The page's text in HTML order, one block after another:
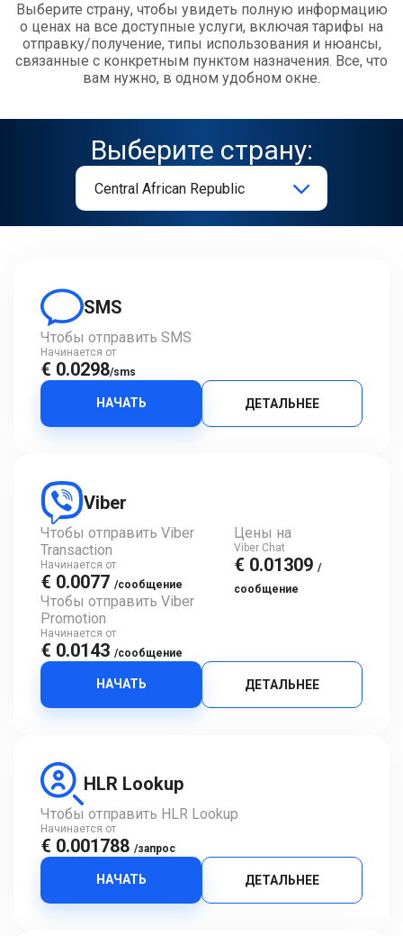
Выберите страну, чтобы увидеть полную информацию
о ценах на все доступные услуги, включая тарифы на
отправку/получение, типы использования и нюансы,
связанные с конкретным пунктом назначения. Все, что
вам нужно, в одном удобном окне.
Выберите страну:
SMS
Чтобы отправить SMS
Начинается от
€ 0.0298/sms
НАЧАТЬ ДЕТАЛЬНЕЕ
Viber
Чтобы отправить Viber
Transaction
Начинается от
€ 0.0077 /сообщение
Чтобы отправить Viber
Promotion
Начинается от
€ 0.0143 /сообщение
Цены на
Viber Chat
€ 0.01309/
сообщение
НАЧАТЬ ДЕТАЛЬНЕЕ
HLR Lookup
Чтобы отправить HLR Lookup
Начинается от
€ 0.001788 /запрос
НАЧАТЬ ДЕТАЛЬНЕЕ